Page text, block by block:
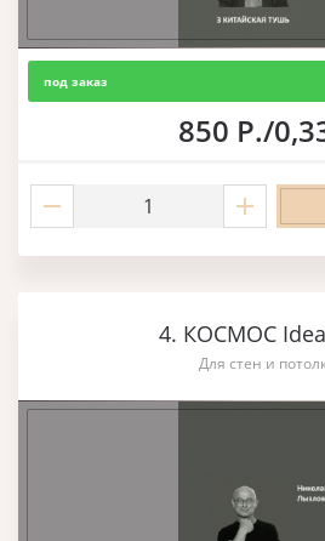
под заказ
850 Р./
4. КОСМОС
Для стен и